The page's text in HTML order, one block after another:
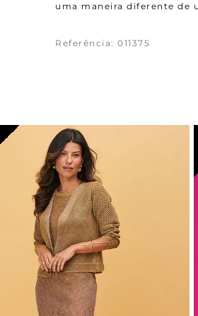
uma maneira diferente de
Referência: 011375